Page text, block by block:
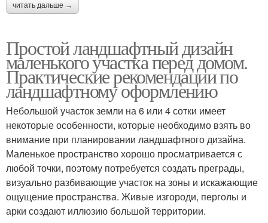
читать дальше →
Простой ландшафтный дизайн
маленького участка перед домом.
Практические рекомендации по
ландшафтному оформлению
Небольшой участок земли на 6 или 4 сотки имеет
некоторые особенности, которые необходимо взять во
внимание при планировании ландшафтного дизайна.
Маленькое пространство хорошо просматривается с
любой точки, поэтому потребуется создать преграды,
визуально разбивающие участок на зоны и искажающие
ощущение пространства. Живые изгороди, перголы и
арки создают иллюзию большой территории.